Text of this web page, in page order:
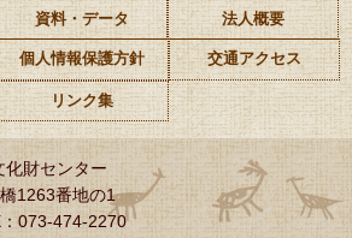
資料・データ 法人概要
個人情報保護方針 交通アクセス
リンク集
化財センター
1263番地の1
073-474-2270